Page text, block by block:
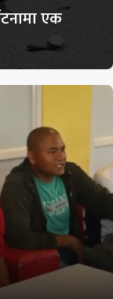
एक